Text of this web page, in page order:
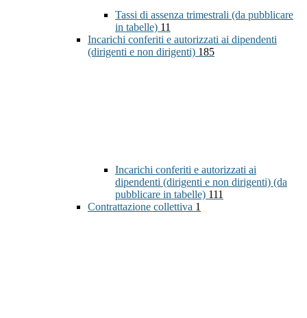
Tassi di assenza trimestrali (da pubblicare
in tabelle) 11
Incarichi conferiti e autorizzati ai dipendenti
(dirigenti e non dirigenti) 185
Incarichi conferiti e autorizzati ai
dipendenti (dirigenti e non dirigenti) (da
pubblicare in tabelle) 111
Contrattazione collettiva 1